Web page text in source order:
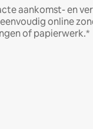
aankomst- en
online
of papierwerk.*